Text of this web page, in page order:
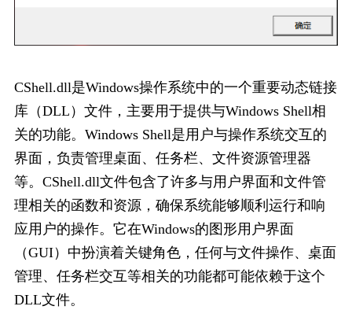
CShell.dll是Windows操作系统中的一个重要动态链接
库（DLL）文件，主要用于提供与Windows Shell相
关的功能。Windows Shell是用户与操作系统交互的
界面，负责管理桌面、任务栏、文件资源管理器
等。CShell.dll文件包含了许多与用户界面和文件管
理相关的函数和资源，确保系统能够顺利运行和响
应用户的操作。它在Windows的图形用户界面
（GUI）中扮演着关键角色，任何与文件操作、桌面
管理、任务栏交互等相关的功能都可能依赖于这个
DLL文件。